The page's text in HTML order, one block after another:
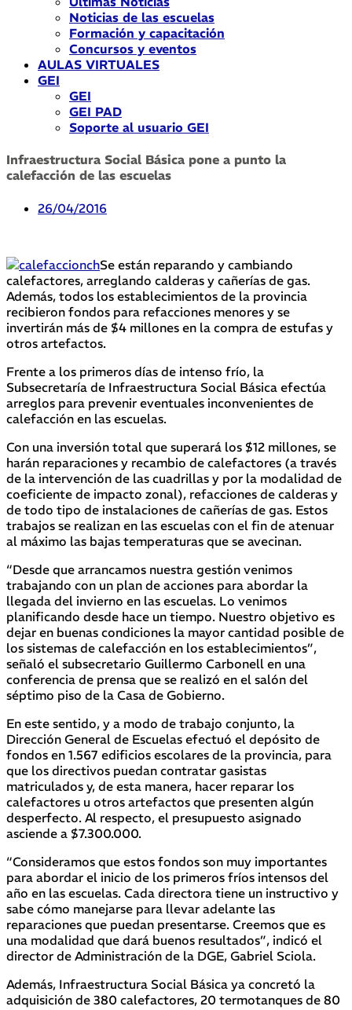
Noticias de las escuelas
Formación y capacitación
Concursos y eventos
AULAS VIRTUALES
GEI
GEI
GEI PAD
Soporte al usuario GEI
Infraestructura Social Básica pone a punto la
calefacción de las escuelas
26/04/2016
Se están reparando y cambiando
calefactores, arreglando calderas y cañerías de gas.
Además, todos los establecimientos de la provincia
recibieron fondos para refacciones menores y se
invertirán más de $4 millones en la compra de estufas y
otros artefactos.
Frente a los primeros días de intenso frío, la
Subsecretaría de Infraestructura Social Básica efectúa
arreglos para prevenir eventuales inconvenientes de
calefacción en las escuelas.
Con una inversión total que superará los $12 millones, se
harán reparaciones y recambio de calefactores (a través
de la intervención de las cuadrillas y por la modalidad de
coeficiente de impacto zonal), refacciones de calderas y
de todo tipo de instalaciones de cañerías de gas. Estos
trabajos se realizan en las escuelas con el fin de atenuar
al máximo las bajas temperaturas que se avecinan.
“Desde que arrancamos nuestra gestión venimos
trabajando con un plan de acciones para abordar la
llegada del invierno en las escuelas. Lo venimos
planificando desde hace un tiempo. Nuestro objetivo es
dejar en buenas condiciones la mayor cantidad posible de
los sistemas de calefacción en los establecimientos”,
señaló el subsecretario Guillermo Carbonell en una
conferencia de prensa que se realizó en el salón del
séptimo piso de la Casa de Gobierno.
En este sentido, y a modo de trabajo conjunto, la
Dirección General de Escuelas efectuó el depósito de
fondos en 1.567 edificios escolares de la provincia, para
que los directivos puedan contratar gasistas
matriculados y, de esta manera, hacer reparar los
calefactores u otros artefactos que presenten algún
desperfecto. Al respecto, el presupuesto asignado
asciende a $7.300.000.
“Consideramos que estos fondos son muy importantes
para abordar el inicio de los primeros fríos intensos del
año en las escuelas. Cada directora tiene un instructivo y
sabe cómo manejarse para llevar adelante las
reparaciones que puedan presentarse. Creemos que es
una modalidad que dará buenos resultados”, indicó el
director de Administración de la DGE, Gabriel Sciola.
Además, Infraestructura Social Básica ya concretó la
adquisición de 380 calefactores, 20 termotanques de 80